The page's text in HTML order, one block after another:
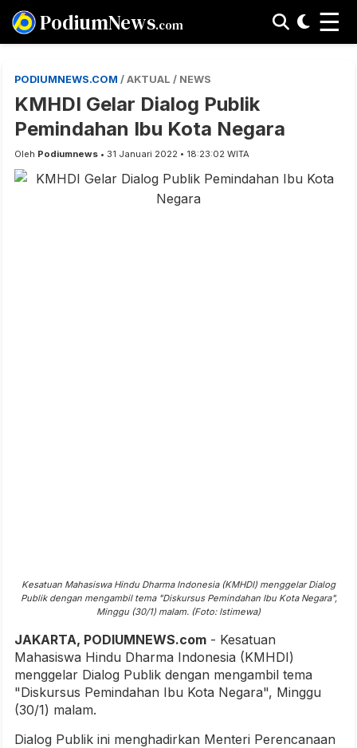
PodiumNews.com ☰
PODIUMNEWS.COM / AKTUAL / NEWS
KMHDI Gelar Dialog Publik
Pemindahan Ibu Kota Negara
Oleh Podiumnews • 31 Januari 2022 • 18:23:02 WITA
Kesatuan Mahasiswa Hindu Dharma Indonesia (KMHDI) menggelar Dialog
Publik dengan mengambil tema "Diskursus Pemindahan Ibu Kota Negara",
Minggu (30/1) malam. (Foto: Istimewa)
JAKARTA, PODIUMNEWS.com - Kesatuan
Mahasiswa Hindu Dharma Indonesia (KMHDI)
menggelar Dialog Publik dengan mengambil tema
"Diskursus Pemindahan Ibu Kota Negara", Minggu
(30/1) malam.
Dialog Publik ini menghadirkan Menteri Perencanaan